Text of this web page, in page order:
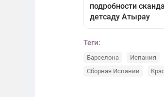
Теги:
Барселона Испания
Сборная Испании